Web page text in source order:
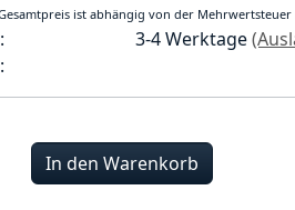
ist abhängig von der
3-4 Werktage
In den Warenkorb